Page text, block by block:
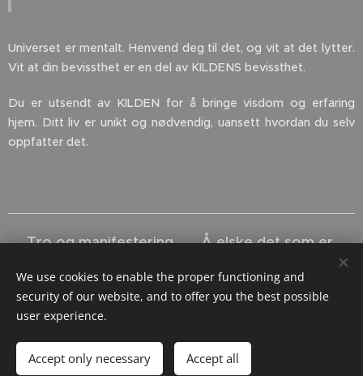
Universet er mentalt. Henvend deg til det, og vit at det lytter.
Vit at din bevissthet er en del av KILDENS bevissthet.
Du er utsendt av KILDEN for å bringe visdom og erfaring
hjem. Ditt liv er unikt og nødvendig, uansett hvordan du selv
oppfatter det.
← Tro og manifestering. Å elske det som er. →
endring_i_emning@outlook.com
Endring i emning | Facebook
We use cookies to enable the proper functioning and
security of our website, and to offer you the best possible
user experience.
Accept only necessary Accept all